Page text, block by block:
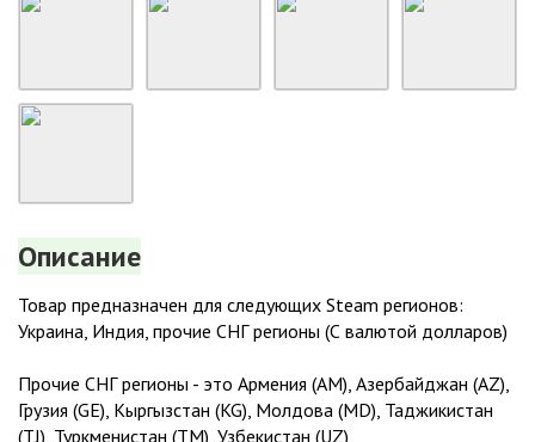
Описание
Товар предназначен для следующих Steam регионов:
Украина, Индия, прочие СНГ регионы (С валютой долларов)
Прочие СНГ регионы - это Армения (AM), Азербайджан (AZ),
Грузия (GE), Кыргызстан (KG), Молдова (MD), Таджикистан
(TJ), Туркменистан (TM), Узбекистан (UZ)